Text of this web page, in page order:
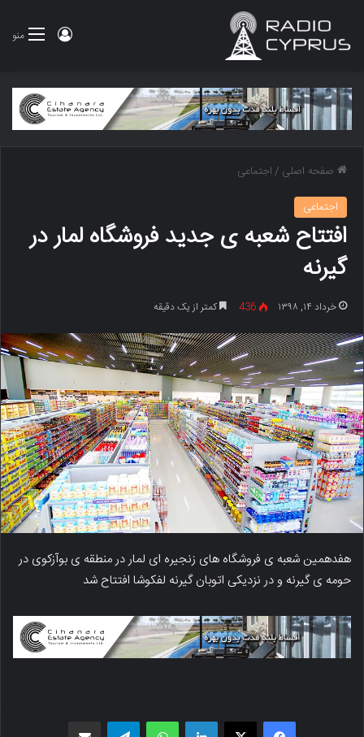
منو ورود
صفحه اصلی /اجتماعی
اجتماعی
افتتاح شعبه ی جدید فروشگاه لمار در
گیرنه
خرداد ۱۴, ۱۳۹۸ 436 کمتر از یک دقیقه
هفدهمین شعبه ی فروشگاه های زنجیره ای لمار در منطقه ی بوآزکوی در
حومه ی گیرنه و در نزدیکی اتوبان گیرنه لفکوشا افتتاح شد
فیسبوک X لینکدین واتس اپ